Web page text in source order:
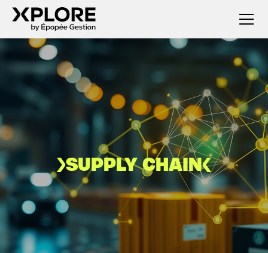
SUPPLY CHAIN